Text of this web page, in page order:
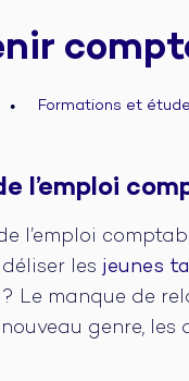
● Formations et
l’emploi
l’emploi
les jeunes
Le manque de
nouveau genre,